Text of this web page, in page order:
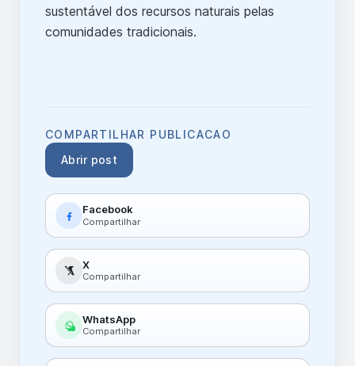
sustentável dos recursos naturais pelas
comunidades tradicionais.
COMPARTILHAR PUBLICACAO
Abrir post
Facebook
Compartilhar
X
Compartilhar
WhatsApp
Compartilhar